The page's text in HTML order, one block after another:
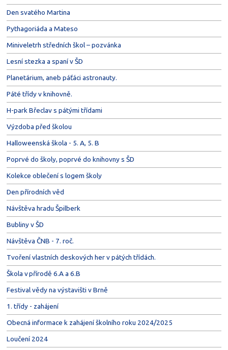
Den svatého Martina
Pythagoriáda a Mateso
Miniveletrh středních škol – pozvánka
Lesní stezka a spaní v ŠD
Planetárium, aneb páťáci astronauty.
Páté třídy v knihovně.
H-park Břeclav s pátými třídami
Výzdoba před školou
Halloweenská škola - 5. A, 5. B
Poprvé do školy, poprvé do knihovny s ŠD
Kolekce oblečení s logem školy
Den přírodních věd
Návštěva hradu Špilberk
Bubliny v ŠD
Návštěva ČNB - 7. roč.
Tvoření vlastních deskových her v pátých třídách.
Škola v přírodě 6.A a 6.B
Festival vědy na výstavišti v Brně
1. třídy - zahájení
Obecná informace k zahájení školního roku 2024/2025
Loučení 2024